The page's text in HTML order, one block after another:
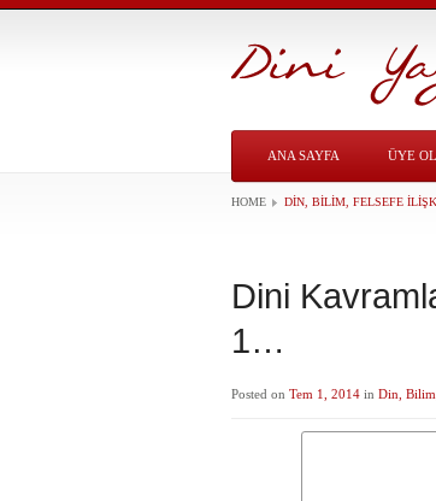
ANA SAYFA ÜYE OL
HOME DIN, BILIM, FELSEFE
Dini
1…
Posted on Tem 1, 2014 in Din,